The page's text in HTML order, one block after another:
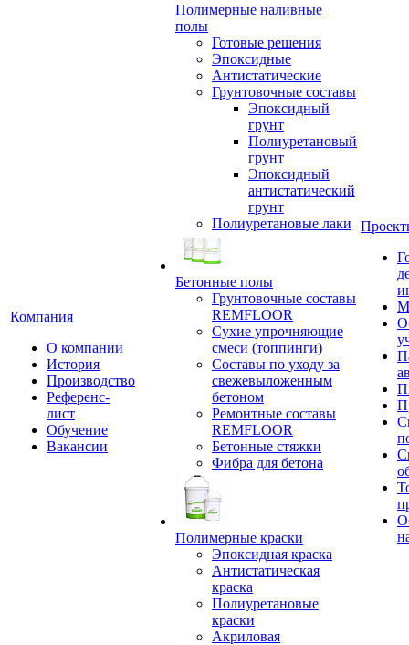
Компания
О компании
История
Производство
Референс-
лист
Обучение
Вакансии
Полимерные наливные
полы
Готовые решения
Эпоксидные
Антистатические
Грунтовочные составы
Эпоксидный
грунт
Полиуретановый
грунт
Эпоксидный
антистатический
грунт
Полиуретановые лаки
Бетонные полы
Грунтовочные составы
REMFLOOR
Сухие упрочняющие
смеси (топпинги)
Составы по уходу за
свежевыложенным
бетоном
Ремонтные составы
REMFLOOR
Бетонные стяжки
Фибра для бетона
Полимерные краски
Эпоксидная краска
Антистатическая
краска
Полиуретановые
краски
Акриловая